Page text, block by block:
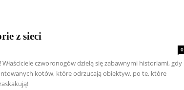
z sieci
0
czworonogów dzielą się zabawnymi historiami, gdy
kotów, które odrzucają obiektyw, po te, które